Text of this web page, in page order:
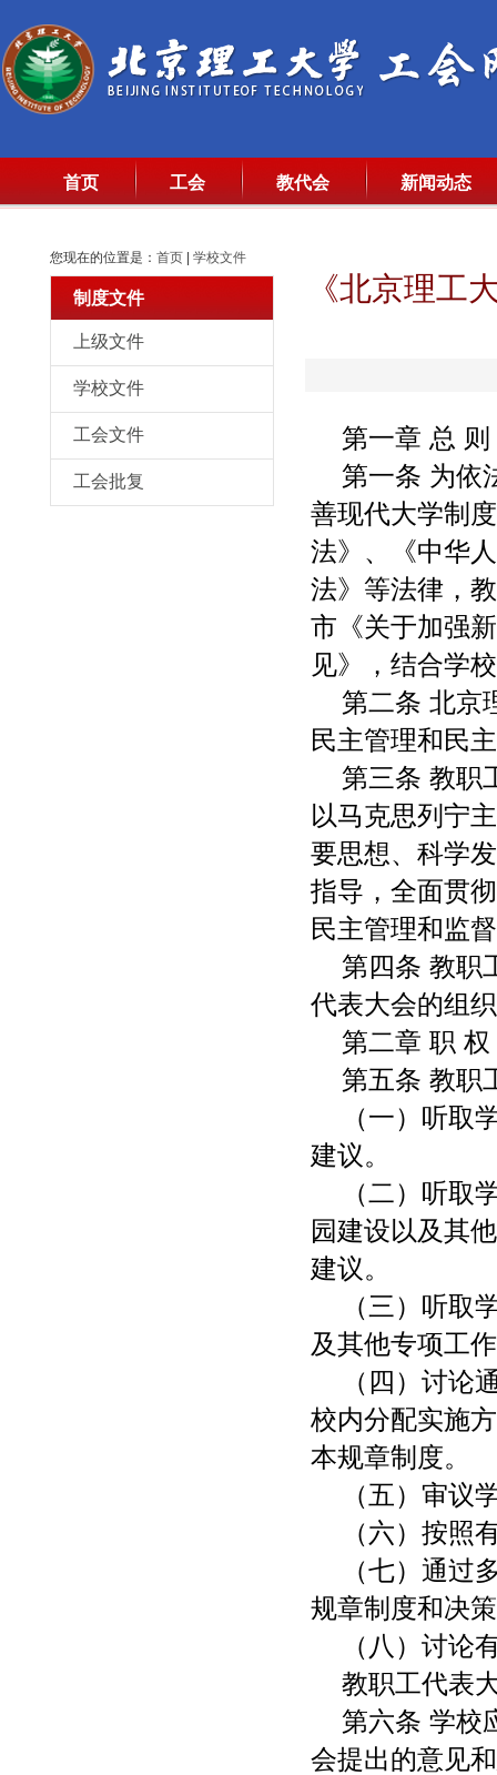
首页 工会 教代会 新闻动态
您现在的位置是： 首页 学校文件
制度文件
上级文件
学校文件
工会文件
工会批复
《北京理工
第一章 总 则
第一条 为依
善现代大学制
法》、《中华
法》等法律，
市《关于加强
见》，结合学
第二条 北京
民主管理和民
第三条 教职
以马克思列宁
要思想、科学
指导，全面贯
民主管理和监
第四条 教职
代表大会的组
第二章 职 权
第五条 教职
（一）听取
建议。
（二）听取
园建设以及其
建议。
（三）听取
及其他专项工
（四）讨论
校内分配实施
本规章制度。
（五）审议
（六）按照
（七）通过
规章制度和决
（八）讨论
教职工代表
第六条 学校
会提出的意见